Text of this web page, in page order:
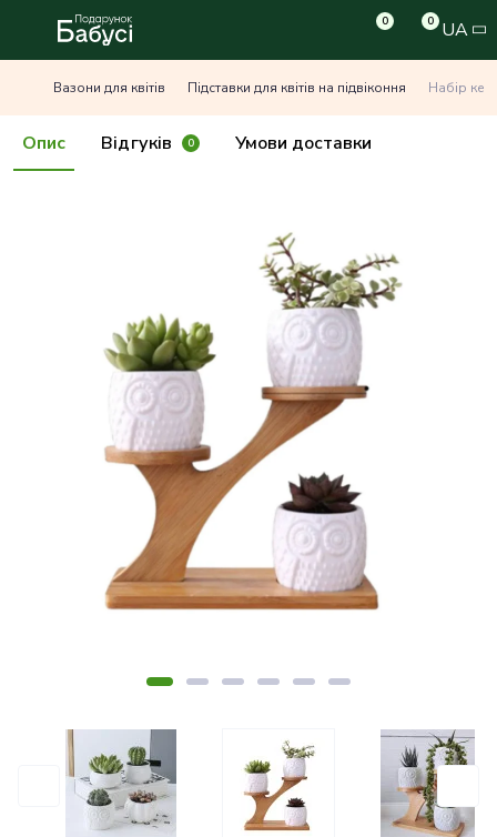
0 0 UA
Вазони для квітів Підставки для квітів на підвіконня Набір
Опис Відгуків 0 Умови доставки